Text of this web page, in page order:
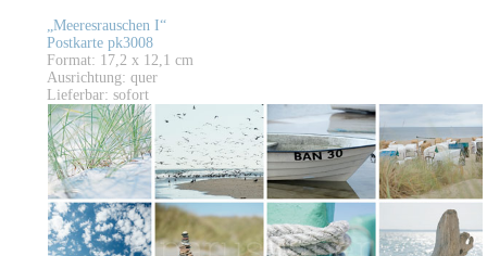
„Meeresrauschen I“
Postkarte pk3008
Format: 17,2 x 12,1 cm
Ausrichtung: quer
Lieferbar: sofort